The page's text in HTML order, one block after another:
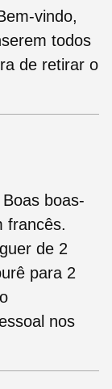
vindo,
todos
de retirar o
boas-
francês.
de 2
para 2
nos